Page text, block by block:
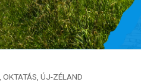
OKTATÁS ÚJ-ZÉLAND